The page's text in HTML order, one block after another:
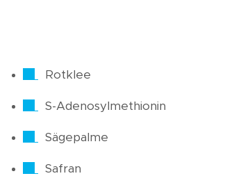
Rotklee
S-Adenosylmethionin
Sägepalme
Safran